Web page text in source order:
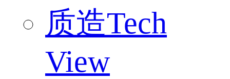
质造Tech
View